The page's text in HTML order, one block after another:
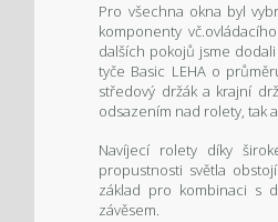
Pro všechna okna byl
komponenty
dalších pokojů jsme
tyče Basic LEHA o
středový držák a krajní
odsazením nad rolety, tak
Navíjecí rolety díky
propustnosti světla
základ pro kombinaci s
závěsem.